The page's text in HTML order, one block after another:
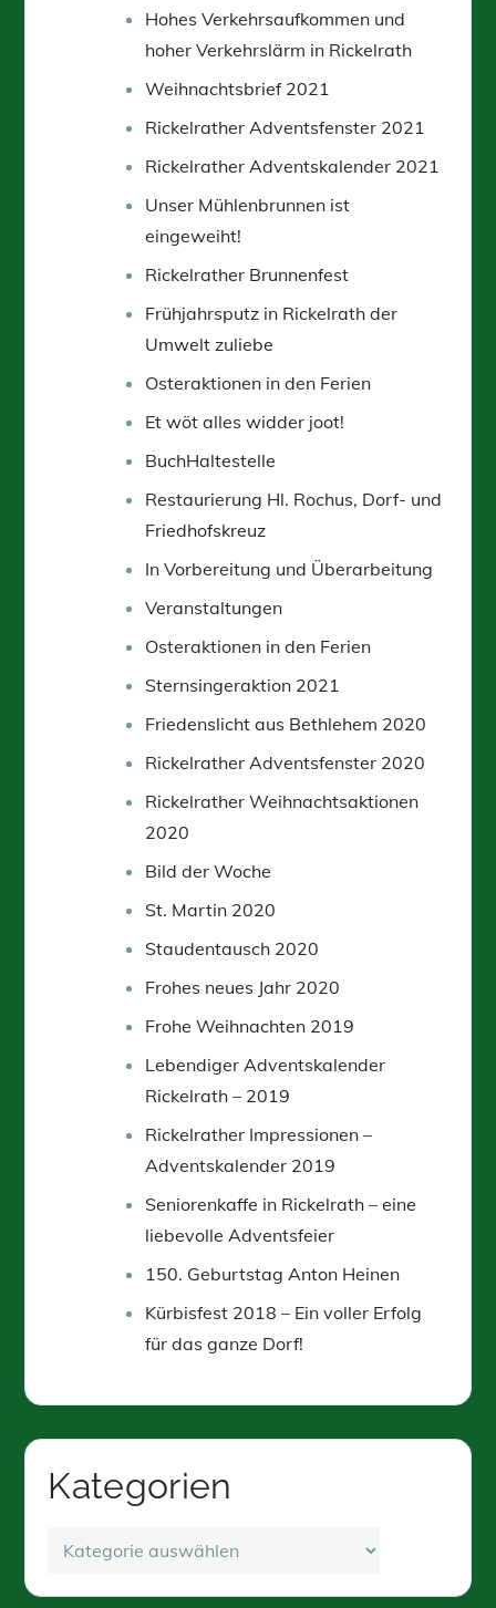
Hohes Verkehrsaufkommen und
hoher Verkehrslärm in Rickelrath
Weihnachtsbrief 2021
Rickelrather Adventsfenster 2021
Rickelrather Adventskalender 2021
Unser Mühlenbrunnen ist
eingeweiht!
Rickelrather Brunnenfest
Frühjahrsputz in Rickelrath der
Umwelt zuliebe
Osteraktionen in den Ferien
Et wöt alles widder joot!
BuchHaltestelle
Restaurierung Hl. Rochus, Dorf- und
Friedhofskreuz
In Vorbereitung und Überarbeitung
Veranstaltungen
Osteraktionen in den Ferien
Sternsingeraktion 2021
Friedenslicht aus Bethlehem 2020
Rickelrather Adventsfenster 2020
Rickelrather Weihnachtsaktionen
2020
Bild der Woche
St. Martin 2020
Staudentausch 2020
Frohes neues Jahr 2020
Frohe Weihnachten 2019
Lebendiger Adventskalender
Rickelrath – 2019
Rickelrather Impressionen –
Adventskalender 2019
Seniorenkaffe in Rickelrath – eine
liebevolle Adventsfeier
150. Geburtstag Anton Heinen
Kürbisfest 2018 – Ein voller Erfolg
für das ganze Dorf!
Kategorien
Kategorien